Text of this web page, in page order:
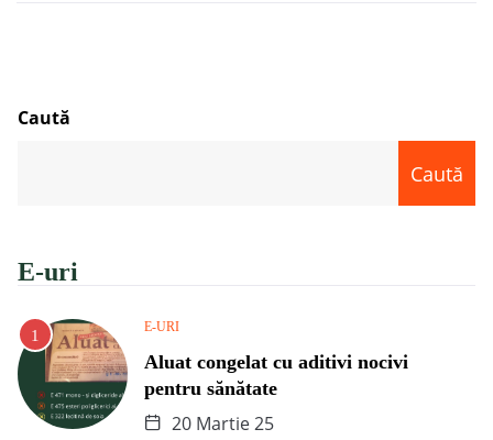
Caută
Caută
E-uri
E-URI
Aluat congelat cu aditivi nocivi
pentru sănătate
20 Martie 25